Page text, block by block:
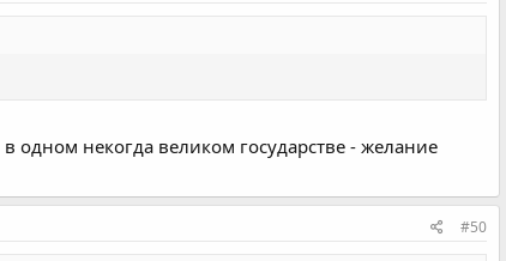
некогда великом государстве - желание
#50